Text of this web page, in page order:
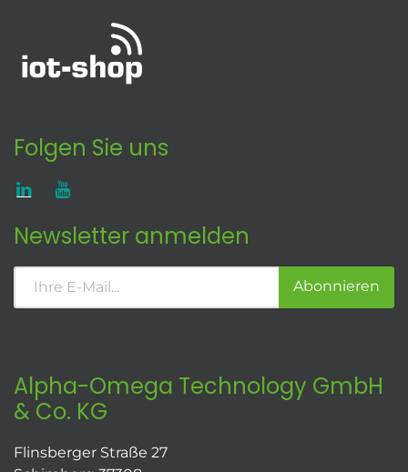
Folgen Sie uns
Newsletter anmelden
Abonnieren
Alpha-Omega Technology GmbH
& Co. KG
Flinsberger Straße 27